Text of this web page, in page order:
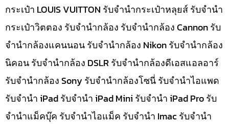
กระเป๋า LOUIS VUITTON รับจำนำกระเป๋าหลุยส์ รับจำนำ
กระเป๋าวิตตอง รับจำนำกล้อง รับจำนำกล้อง Cannon รับ
จำนำกล้องแคนนอน รับจำนำกล้อง Nikon รับจำนำกล้อง
นิคอน รับจำนำกล้อง DSLR รับจำนำกล้องดีเอสแอลอาร์
รับจำนำกล้อง Sony รับจำนำกล้องโซนี่ รับจำนำไอแพด
รับจำนำ iPad รับจำนำ iPad Mini รับจำนำ iPad Pro รับ
จำนำแม็คบุ๊ค รับจำนำไอแม็ค รับจำนำ Imac รับจำนำ